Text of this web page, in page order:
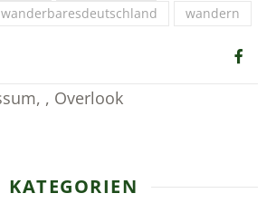
wanderbaresdeutschland wandern
KATEGORIEN